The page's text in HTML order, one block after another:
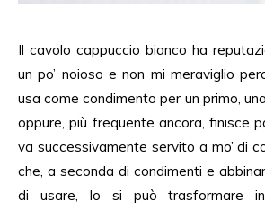
Il cavolo cappuccio bianco ha
un po’ noioso e non mi meraviglio
usa come condimento per un primo,
oppure, più frequente ancora, finisce
va successivamente servito a mo’ di
che, a seconda di condimenti e
di usare, lo si può trasformare